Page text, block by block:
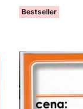
Bestseller